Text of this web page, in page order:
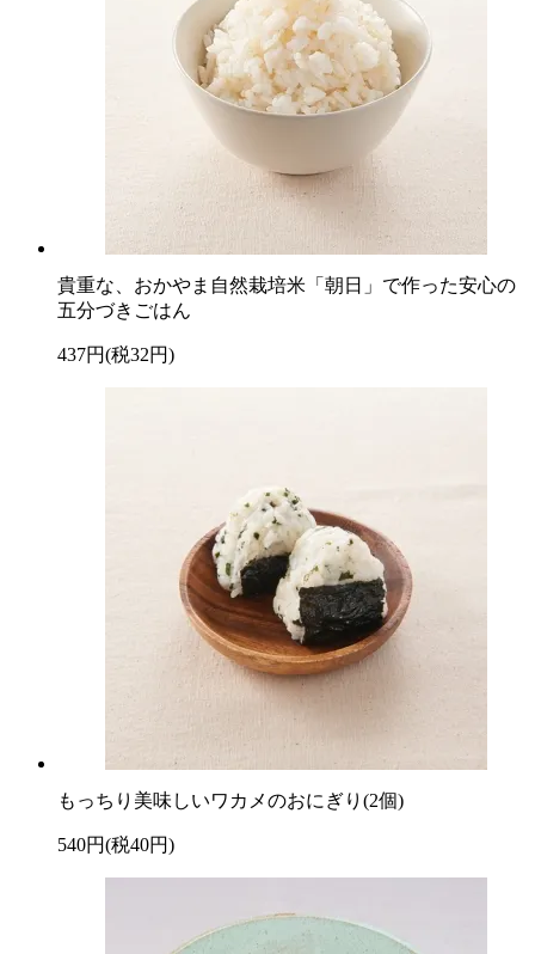
貴重な、おかやま自然栽培米「朝日」で作った安心の
五分づきごはん
437円(税32円)
もっちり美味しいワカメのおにぎり(2個)
540円(税40円)